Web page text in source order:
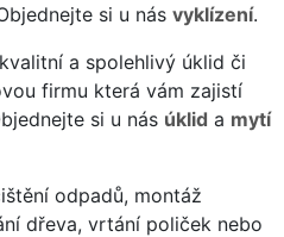
si u nás vyklízení.
a spolehlivý úklid či
firmu která vám zajistí
si u nás úklid a mytí
odpadů, montáž
dřeva, vrtání poliček nebo